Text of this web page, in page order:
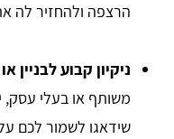
הרצפה ולהחזיר לה
ניקיון קבוע לבניין
משותף או בעלי עסק,
שידאגו לשמור לכם